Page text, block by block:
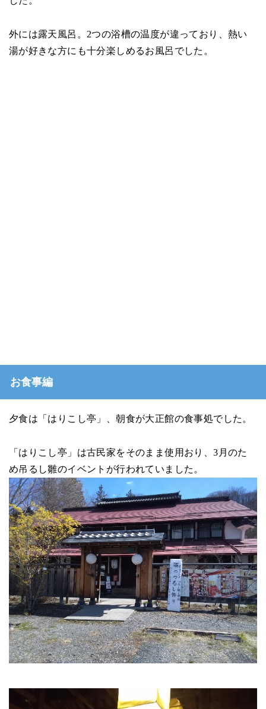
外には露天風呂。2つの浴槽の温度が違っており、熱い
湯が好きな方にも十分楽しめるお風呂でした。
お食事編
夕食は「はりこし亭」、朝食が大正館の食事処でした。
「はりこし亭」は古民家をそのまま使用おり、3月のた
め吊るし雛のイベントが行われていました。